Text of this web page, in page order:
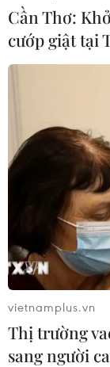
Công bố
27/07/2022 02:39
Việc công bố
chứa, đập
ra những
đảm an ninh
Cần Thơ:
cướp giật tại
vietnamplus.vn
Thị trường
sang người